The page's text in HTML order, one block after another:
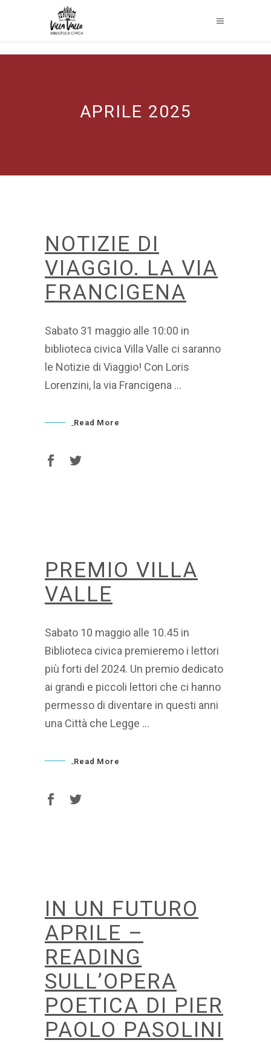
APRILE 2025
NOTIZIE DI
VIAGGIO. LA VIA
FRANCIGENA
Sabato 31 maggio alle 10:00 in
biblioteca civica Villa Valle ci saranno
le Notizie di Viaggio! Con Loris
Lorenzini, la via Francigena
Read More
PREMIO VILLA
VALLE
Sabato 10 maggio alle 10.45 in
Biblioteca civica premieremo i lettori
più forti del 2024. Un premio dedicato
ai grandi e piccoli lettori che ci hanno
permesso di diventare in questi anni
una Città che Legge
Read More
IN UN FUTURO
APRILE –
READING
SULL’OPERA
POETICA DI PIER
PAOLO PASOLINI